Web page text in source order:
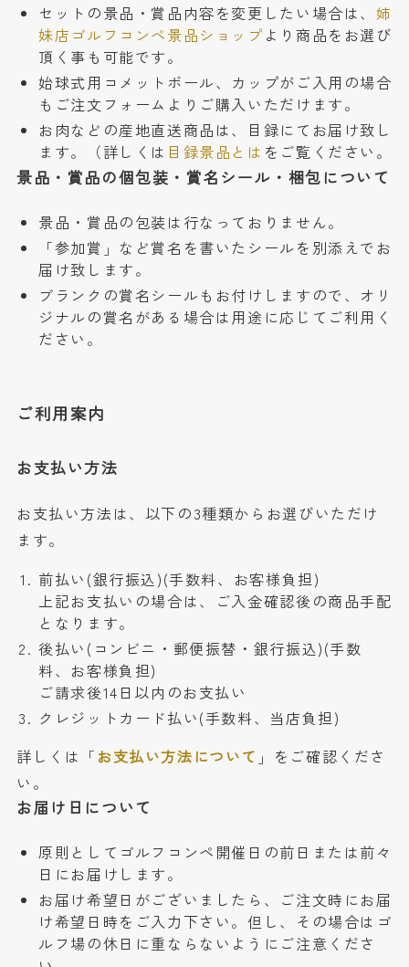
セットの景品・賞品内容を変更したい場合は、 姉
妹店ゴルフコンペ景品ショップ より商品をお選び
頂く事も可能です。
始球式用コメットボール、カップがご入用の場合
もご注文フォームよりご購入いただけます。
お肉などの産地直送商品は、目録にてお届け致し
ます。（詳しくは 目録景品とは をご覧ください。
景品・賞品の個包装・賞名シール・梱包について
景品・賞品の包装は行なっておりません。
「参加賞」など賞名を書いたシールを別添えでお
届け致します。
ブランクの賞名シールもお付けしますので、オリ
ジナルの賞名がある場合は用途に応じてご利用く
ださい。
ご利用案内
お支払い方法
お支払い方法は、以下の3種類からお選びいただけ
ます。
前払い(銀行振込)(手数料、お客様負担)
上記お支払いの場合は、ご入金確認後の商品手配
となります。
後払い(コンビニ・郵便振替・銀行振込)(手数
料、お客様負担)
ご請求後14日以内のお支払い
クレジットカード払い(手数料、当店負担)
詳しくは「 お支払い方法について 」をご確認くださ
い。
お届け日について
原則としてゴルフコンペ開催日の前日または前々
日にお届けします。
お届け希望日がございましたら、ご注文時にお届
け希望日時をご入力下さい。但し、その場合はゴ
ルフ場の休日に重ならないようにご注意くださ